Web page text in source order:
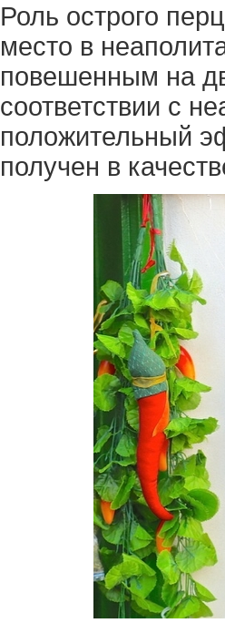
Роль острого
место в
повешенным на
соответствии с
положительный
получен в